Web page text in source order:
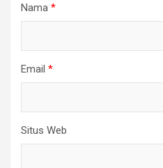
Nama *
Email *
Situs Web